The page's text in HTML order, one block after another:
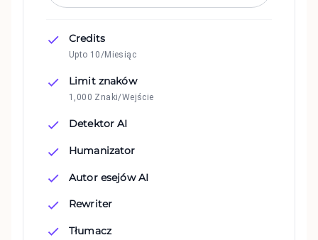
Credits
Upto 10/Miesiąc
Limit znaków
1,000 Znaki/Wejście
Detektor AI
Humanizator
Autor esejów AI
Rewriter
Tłumacz